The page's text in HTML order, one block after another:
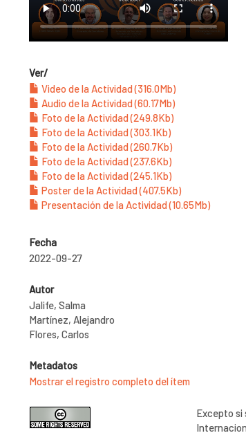
Ver/
Video de la Actividad (316.0Mb)
Audio de la Actividad (60.17Mb)
Foto de la Actividad (249.8Kb)
Foto de la Actividad (303.1Kb)
Foto de la Actividad (260.7Kb)
Foto de la Actividad (237.6Kb)
Foto de la Actividad (245.1Kb)
Poster de la Actividad (407.5Kb)
Presentación de la Actividad (10.65Mb)
Fecha
2022-09-27
Autor
Jalife, Salma
Martínez, Alejandro
Flores, Carlos
Metadatos
Mostrar el registro completo del ítem
Excepto si